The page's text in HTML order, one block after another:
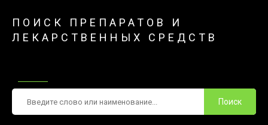
ПОИСК ПРЕПАРАТОВ И
ЛЕКАРСТВЕННЫХ СРЕДСТВ
Поиск